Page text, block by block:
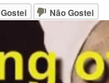
Email
Gostei Não Gostei